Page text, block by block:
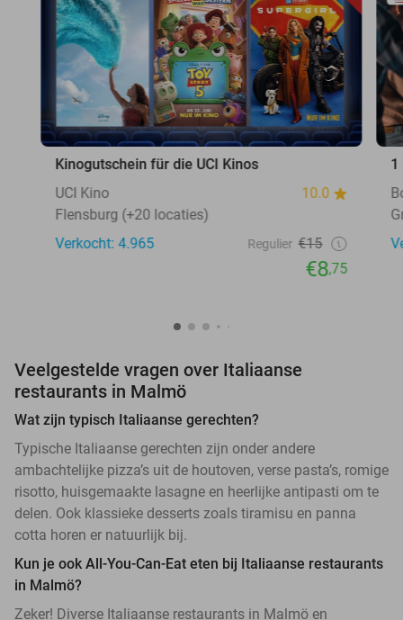
Kinogutschein für die UCI Kinos
UCI Kino
10.0
Flensburg (+20 locaties)
Verkocht: 4.965
Regulier €15
€8,75
1
Veelgestelde vragen over Italiaanse
restaurants in Malmö
Wat zijn typisch Italiaanse gerechten?
Typische Italiaanse gerechten zijn onder andere
ambachtelijke pizza’s uit de houtoven, verse pasta’s, romige
risotto, huisgemaakte lasagne en heerlijke antipasti om te
delen. Ook klassieke desserts zoals tiramisu en panna
cotta horen er natuurlijk bij.
Kun je ook All-You-Can-Eat eten bij Italiaanse restaurants
in Malmö?
Zeker! Diverse Italiaanse restaurants in Malmö en